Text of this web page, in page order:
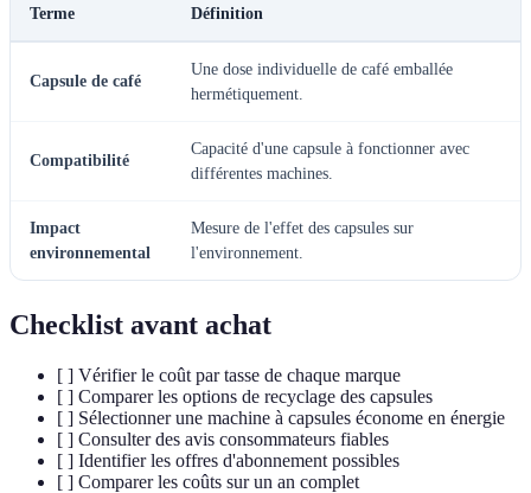
Terme Définition
Capsule de café
Une dose individuelle de café emballée
hermétiquement.
Compatibilité
Capacité d'une capsule à fonctionner avec
différentes machines.
Impact
environnemental
Mesure de l'effet des capsules sur
l'environnement.
Checklist avant achat
[ ] Vérifier le coût par tasse de chaque marque
[ ] Comparer les options de recyclage des capsules
[ ] Sélectionner une machine à capsules économe en énergie
[ ] Consulter des avis consommateurs fiables
[ ] Identifier les offres d'abonnement possibles
[ ] Comparer les coûts sur un an complet